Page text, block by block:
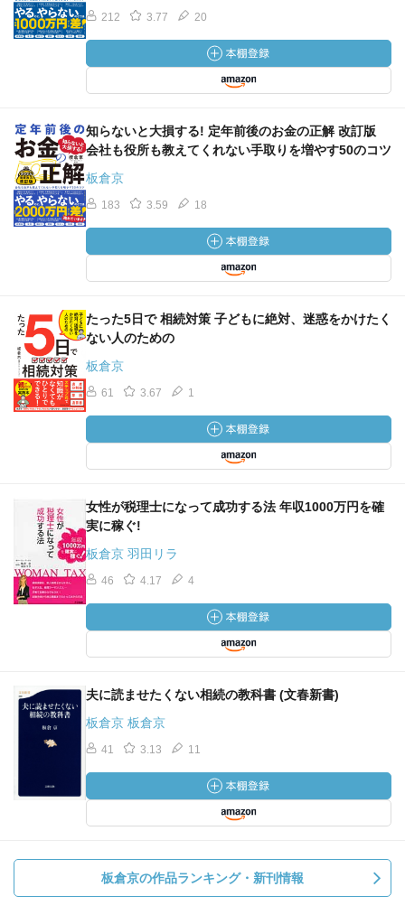
・「おひとりさま信託」は、ありかなしか？
212 3.77 20
知らないと大損する! 定年前後のお金の正解 改訂版
会社も役所も教えてくれない手取りを増やす50のコツ
板倉京
183 3.59 18
たった5日で 相続対策 子どもに絶対、迷惑をかけたく
ない人のための
板倉京
61 3.67 1
女性が税理士になって成功する法 年収1000万円を確
実に稼ぐ!
板倉京 羽田リラ
46 4.17 4
夫に読ませたくない相続の教科書 (文春新書)
板倉京 板倉京
41 3.13 11
板倉京の作品ランキング・新刊情報